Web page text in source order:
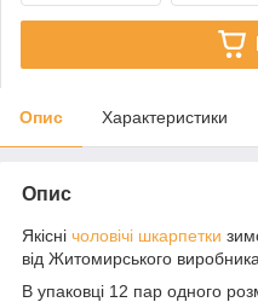
Опис Характеристики
Опис
Якісні чоловічі шкарпетки
від Житомирського
В упаковці 12 пар одного